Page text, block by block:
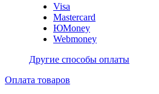
Visa
Mastercard
ЮMoney
Webmoney
Другие способы оплаты
Оплата товаров